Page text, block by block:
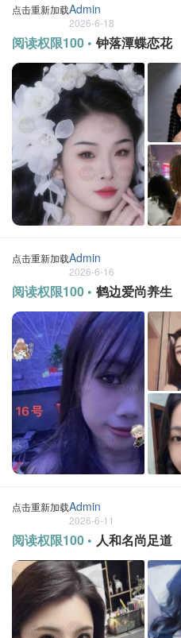
点击重新加载Admin
2026-6-18
阅读权限100 • 钟落潭蝶恋花
点击重新加载Admin
2026-6-16
阅读权限100 • 鹤边爱尚养生
点击重新加载Admin
2026-6-11
阅读权限100 • 人和名尚足道